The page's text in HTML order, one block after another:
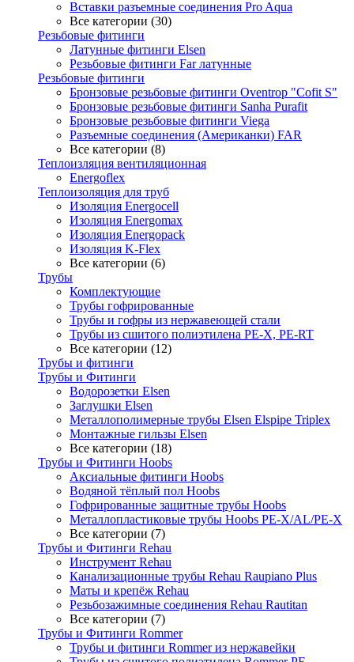
Вставки разъемные соединения Pro Aqua
Все категории (30)
Резьбовые фитинги
Латунные фитинги Elsen
Резьбовые фитинги Far латунные
Резьбовые фитинги
Бронзовые резьбовые фитинги Oventrop "Cofit S"
Бронзовые резьбовые фитинги Sanha Purafit
Бронзовые резьбовые фитинги Viega
Разъемные соединения (Американки) FAR
Все категории (8)
Теплоизляция вентиляционная
Energoflex
Теплоизоляция для труб
Изоляция Energocell
Изоляция Energomax
Изоляция Energopack
Изоляция K-Flex
Все категории (6)
Трубы
Комплектующие
Трубы гофрированные
Трубы и гофры из нержавеющей стали
Трубы из сшитого полиэтилена PE-X, PE-RT
Все категории (12)
Трубы и фитинги
Трубы и Фитинги
Водорозетки Elsen
Заглушки Elsen
Металлополимерные трубы Elsen Elspipe Triplex
Монтажные гильзы Elsen
Все категории (18)
Трубы и Фитинги Hoobs
Аксиальные фитинги Hoobs
Водяной тёплый пол Hoobs
Гофрированные защитные трубы Hoobs
Металлопластиковые трубы Hoobs PE-X/AL/PE-X
Все категории (7)
Трубы и Фитинги Rehau
Инструмент Rehau
Канализационные трубы Rehau Raupiano Plus
Маты и крепёж Rehau
Резьбозажимные соединения Rehau Rautitan
Все категории (7)
Трубы и Фитинги Rommer
Трубы и фитинги Rommer из нержавейки